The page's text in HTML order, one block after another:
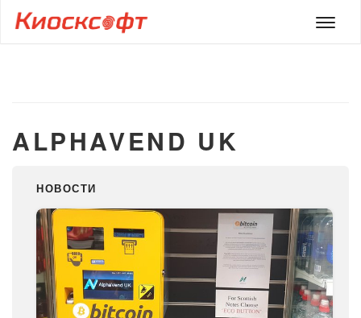
Меню
ALPHAVEND UK
НОВОСТИ